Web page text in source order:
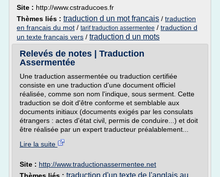
Site : http://www.cstraducoes.fr
Thèmes liés : traduction d un mot francais / traduction
en francais du mot / tarif traduction assermentee / traduction d
un texte francais vers / traduction d un mots
Relevés de notes | Traduction
Assermentée
Une traduction assermentée ou traduction certifiée
consiste en une traduction d'une document officiel
réalisée, comme son nom l'indique, sous serment. Cette
traduction se doit d'être conforme et semblable aux
documents initiaux (documents exigés par les consulats
étrangers : actes d'état civil, permis de conduire...) et doit
être réalisée par un expert traducteur préalablement...
Lire la suite
Site : http://www.traductionassermentee.net
traduction d'un texte de l'anglais au